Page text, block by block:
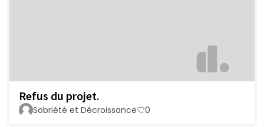
Refus du projet.
Sobriété et Décroissance 0